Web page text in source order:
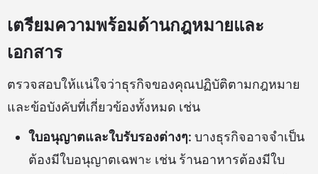
เตรียมความพร้อมด้านกฎหมายและ
เอกสาร
ตรวจสอบให้แน่ใจว่าธุรกิจของคุณปฏิบัติตามกฎหมาย
และข้อบังคับที่เกี่ยวข้องทั้งหมด เช่น
ใบอนุญาตและใบรับรองต่างๆ: บางธุรกิจอาจจำเป็น
ต้องมีใบอนุญาตเฉพาะ เช่น ร้านอาหารต้องมีใบ